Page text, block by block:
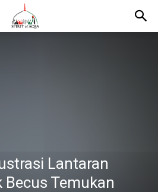
Lantaran
Becus Temukan